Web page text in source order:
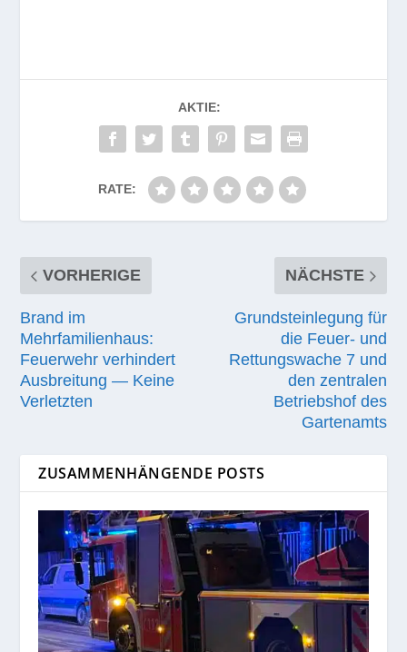
AKTIE:
RATE:
VORHERIGE
Brand im
Mehrfamilienhaus:
Feuerwehr verhindert
Ausbreitung — Keine
Verletzten
NÄCHSTE
Grundsteinlegung für
die Feuer- und
Rettungswache 7 und
den zentralen
Betriebshof des
Gartenamts
ZUSAMMENHÄNGENDE POSTS